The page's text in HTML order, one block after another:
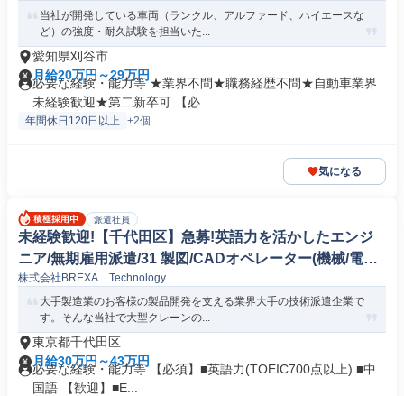
当社が開発している車両（ランクル、アルファード、ハイエースな
ど）の強度・耐久試験を担当いた...
愛知県刈谷市
月給20万円～29万円
必要な経験・能力等 ★業界不問★職務経歴不問★自動車業界
未経験歓迎★第二新卒可 【必...
年間休日120日以上 +2個
気になる
派遣社員
未経験歓迎!【千代田区】急募!英語力を活かしたエンジ
ニア/無期雇用派遣/31 製図/CADオペレーター(機械/電気/
電子製品専門職)
株式会社BREXA Technology
大手製造業のお客様の製品開発を支える業界大手の技術派遣企業で
す。そんな当社で大型クレーンの...
東京都千代田区
月給30万円～43万円
必要な経験・能力等 【必須】■英語力(TOEIC700点以上) ■中
国語 【歓迎】■E...